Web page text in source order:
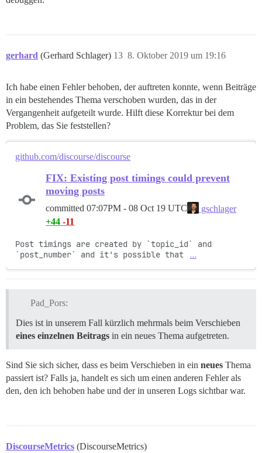
gerhard (Gerhard Schlager) 8. Oktober 2019 um 19:16
13
Ich habe einen Fehler behoben, der auftreten konnte, wenn Beiträge
in ein bestehendes Thema verschoben wurden, das in der
Vergangenheit aufgeteilt wurde. Hilft diese Korrektur bei dem
Problem, das Sie feststellen?
github.com/discourse/discourse
FIX: Existing post timings could prevent
moving posts
committed 07:07PM - 08 Oct 19 UTC
gschlager
+44 -11
Post timings are created by `topic_id` and
`post_number` and it's possible that
…
Pad_Pors:
Dies ist in unserem Fall kürzlich mehrmals beim Verschieben
eines einzelnen Beitrags in ein neues Thema aufgetreten.
Sind Sie sich sicher, dass es beim Verschieben in ein neues Thema
passiert ist? Falls ja, handelt es sich um einen anderen Fehler als
den, den ich behoben habe und der in unseren Logs sichtbar war.
DiscourseMetrics (DiscourseMetrics)